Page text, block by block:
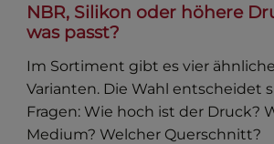
NBR, Silikon oder höhere
was passt?
Im Sortiment gibt es vier
Varianten. Die Wahl entscheidet
Fragen: Wie hoch ist der Druck?
Medium? Welcher Querschnitt?